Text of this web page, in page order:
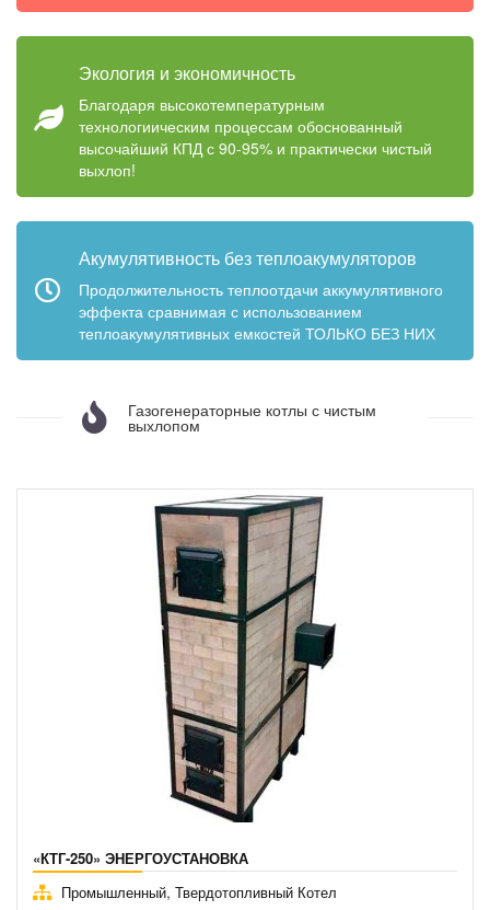
Экология и экономичность
Благодаря высокотемпературным
технологиическим процессам обоснованный
высочайший КПД с 90-95% и практически чистый
выхлоп!
Акумулятивность без теплоакумуляторов
Продолжительность теплоотдачи аккумулятивного
эффекта сравнимая с использованием
теплоакумулятивных емкостей ТОЛЬКО БЕЗ НИХ
Газогенераторные котлы с чистым
выхлопом
«КТГ-250» ЭНЕРГОУСТАНОВКА
Промышленный, Твердотопливный Котел